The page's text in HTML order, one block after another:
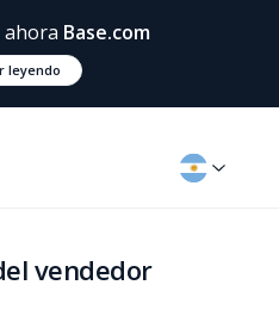
ahora Base.com
leyendo
vendedor